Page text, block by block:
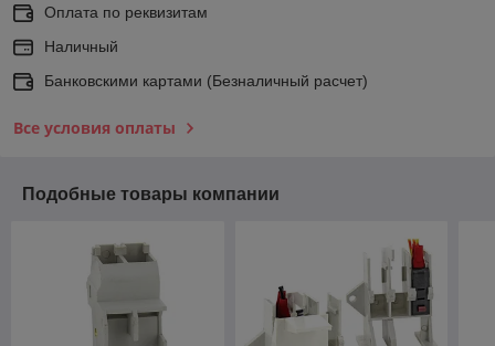
Оплата по реквизитам
Наличный
Банковскими картами (Безналичный расчет)
Все условия оплаты
Подобные товары компании